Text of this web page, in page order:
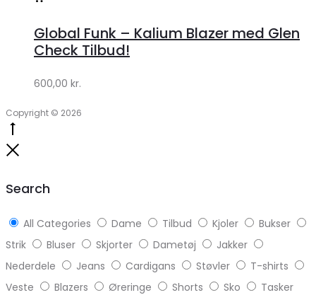
Lykke
Lykke
Global Funk – Kalium Blazer med Glen
Check Tilbud!
600,00 kr.
Copyright © 2026
Search
All Categories Dame Tilbud Kjoler
Bukser
Strik
Bluser Skjorter Dametøj
Jakker
Nederdele
Jeans Cardigans Støvler
T-shirts
Veste
Blazers Øreringe Shorts Sko
Tasker